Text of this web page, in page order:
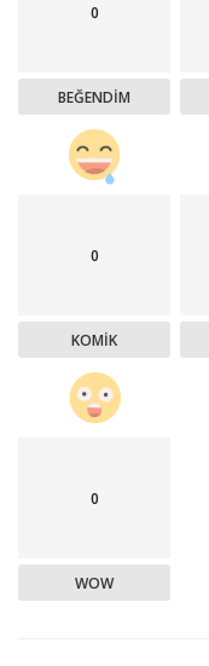
0
BEĞENDIM
0
KOMIK
0
WOW